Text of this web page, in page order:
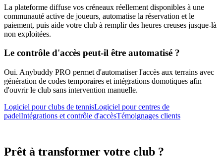
La plateforme diffuse vos créneaux réellement disponibles à une
communauté active de joueurs, automatise la réservation et le
paiement, puis aide votre club à remplir des heures creuses jusque-là
non exploitées.
Le contrôle d'accès peut-il être automatisé ?
Oui. Anybuddy PRO permet d'automatiser l'accès aux terrains avec
génération de codes temporaires et intégrations domotiques afin
d'ouvrir le club sans intervention manuelle.
Logiciel pour clubs de tennisLogiciel pour centres de
padelIntégrations et contrôle d'accèsTémoignages clients
Prêt à transformer votre club ?